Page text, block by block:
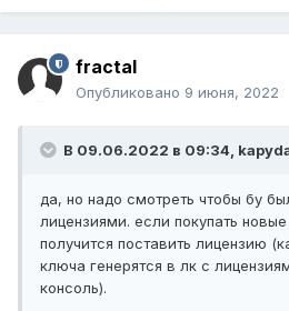
fractal
Опубликовано 9 июня, 2022
В 09.06.2022 в 09:34,
да, но надо смотреть чтобы бу
лицензиями. если покупать
получится поставить лицензию
ключа генерятся в лк с
консоль).